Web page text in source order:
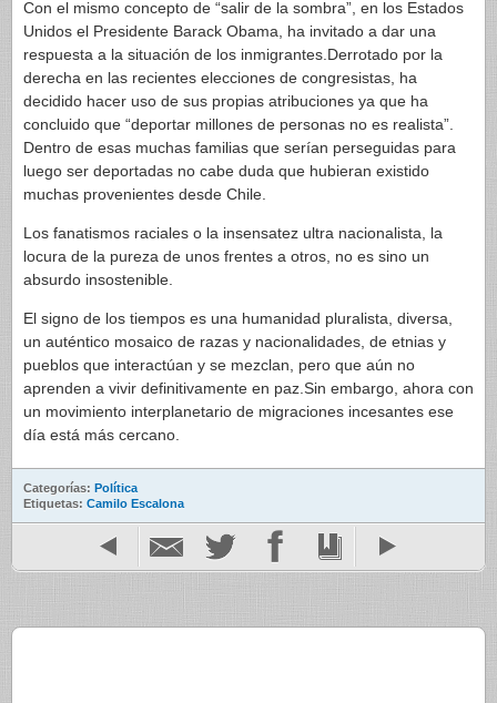
Con el mismo concepto de “salir de la sombra”, en los Estados
Unidos el Presidente Barack Obama, ha invitado a dar una
respuesta a la situación de los inmigrantes.Derrotado por la
derecha en las recientes elecciones de congresistas, ha
decidido hacer uso de sus propias atribuciones ya que ha
concluido que “deportar millones de personas no es realista”.
Dentro de esas muchas familias que serían perseguidas para
luego ser deportadas no cabe duda que hubieran existido
muchas provenientes desde Chile.
Los fanatismos raciales o la insensatez ultra nacionalista, la
locura de la pureza de unos frentes a otros, no es sino un
absurdo insostenible.
El signo de los tiempos es una humanidad pluralista, diversa,
un auténtico mosaico de razas y nacionalidades, de etnias y
pueblos que interactúan y se mezclan, pero que aún no
aprenden a vivir definitivamente en paz.Sin embargo, ahora con
un movimiento interplanetario de migraciones incesantes ese
día está más cercano.
Categorías: Política
Etiquetas: Camilo Escalona